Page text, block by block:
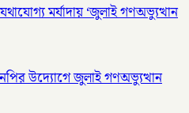
মর্যাদায় ‘জুলাই গণঅভ্যুত্থান
উদ্যোগে জুলাই গণঅভ্যুত্থান